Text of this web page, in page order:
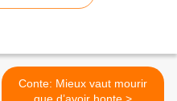
Conte: Mieux vaut mourir